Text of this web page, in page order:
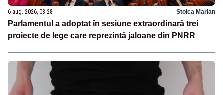
6 aug. 2026, 08:28 Stoica Marian
Parlamentul a adoptat în sesiune extraordinară trei
proiecte de lege care reprezintă jaloane din PNRR